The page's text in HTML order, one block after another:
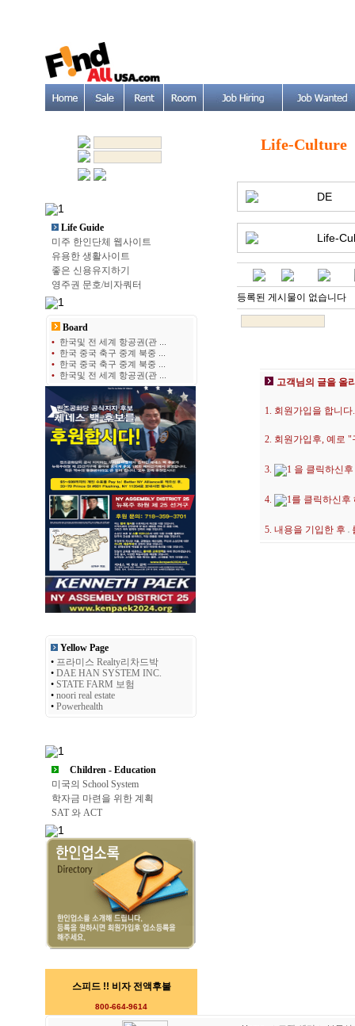
Life Guide
미주 한인단체 웹사이트
유용한 생활사이트
좋은 신용유지하기
영주권 문호/비자쿼터
Board
• 한국및 전 세계 항공권(관 ...
• 한국 중국 축구 중계 북중 ...
• 한국 중국 축구 중계 북중 ...
• 한국및 전 세계 항공권(관 ...
Yellow Page
• 프라미스 Realty리차드박
• DAE HAN SYSTEM INC.
• STATE FARM 보험
• noori real estate
• Powerhealth
Children - Education
미국의 School System
학자금 마련을 위한 계획
SAT 와 ACT
스피드 !! 비자 전액후불
800-664-9614
Life-Culture
DE
Life-
등록된 게시물이 없습니다
고객님의 글을 올
1. 회원가입을 합니다.
2. 회원가입후, 예로
3. 을 클릭하신
4. 를 클릭하신후
5. 내용을 기입한 후